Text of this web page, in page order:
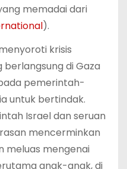
memadai dari
)​.
krisis
di Gaza
pemerintah-
untuk bertindak.
Israel dan seruan
mencerminkan
meluas mengenai
anak-anak, di